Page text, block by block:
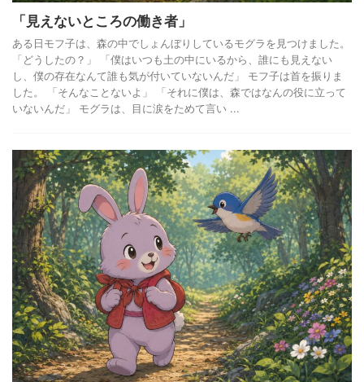
「見えないところの働き者」
ある日モフ子は、森の中でしょんぼりしているモグラを見つけました。
「どうしたの？」 「僕はいつも土の中にいるから、誰にも見えない
し、僕の存在なんて誰も気が付いていないんだ」 モフ子は首を振りま
した。 「そんなことないよ」 「それに僕は、森ではなんの役に立って
いないんだ」 モグラは、目に涙をためて言い ...